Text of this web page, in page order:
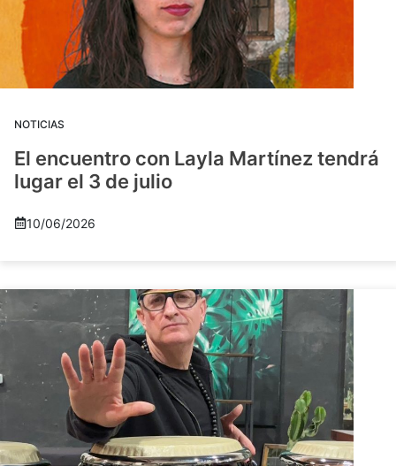
NOTICIAS
El encuentro con Layla Martínez tendrá
lugar el 3 de julio
10/06/2026